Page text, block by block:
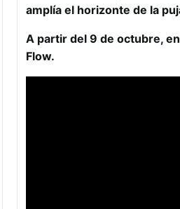
amplía el horizonte de la
A partir del 9 de octubre,
Flow.